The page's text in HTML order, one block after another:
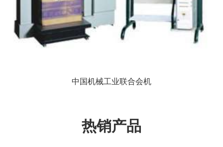
中国机械工业联合会机
热销产品